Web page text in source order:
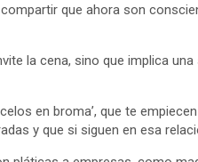
que ahora son
la cena, sino que implica
en broma’, que te
y que si siguen en esa